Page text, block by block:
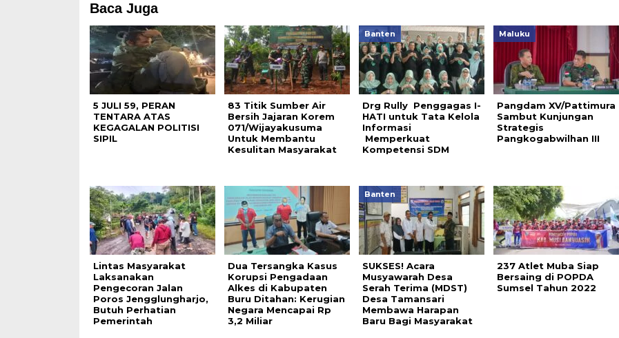
Baca Juga
5 JULI 59, PERAN
TENTARA ATAS
KEGAGALAN POLITISI
SIPIL
83 Titik Sumber Air
Bersih Jajaran Korem
071/Wijayakusuma
Untuk Membantu
Kesulitan Masyarakat
Banten
Drg Rully Penggagas I-
HATI untuk Tata Kelola
Informasi
Memperkuat
Kompetensi SDM
Maluku
Pangdam XV/Pattimura
Sambut Kunjungan
Strategis
Pangkogabwilhan III
Lintas Masyarakat
Laksanakan
Pengecoran Jalan
Poros Jengglungharjo,
Butuh Perhatian
Pemerintah
Dua Tersangka Kasus
Korupsi Pengadaan
Alkes di Kabupaten
Buru Ditahan: Kerugian
Negara Mencapai Rp
3,2 Miliar
Banten
SUKSES! Acara
Musyawarah Desa
Serah Terima (MDST)
Desa Tamansari
Membawa Harapan
Baru Bagi Masyarakat
237 Atlet Muba Siap
Bersaing di POPDA
Sumsel Tahun 2022